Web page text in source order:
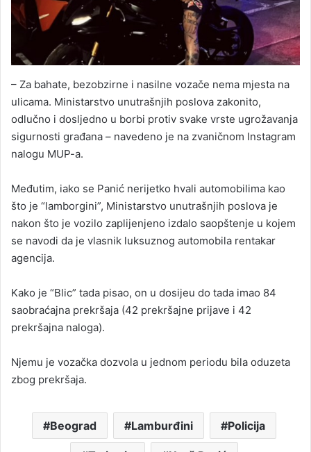
– Za bahate, bezobzirne i nasilne vozače nema mjesta na
ulicama. Ministarstvo unutrašnjih poslova zakonito,
odlučno i dosljedno u borbi protiv svake vrste ugrožavanja
sigurnosti građana – navedeno je na zvaničnom Instagram
nalogu MUP-a.
Međutim, iako se Panić nerijetko hvali automobilima kao
što je “lamborgini”, Ministarstvo unutrašnjih poslova je
nakon što je vozilo zaplijenjeno izdalo saopštenje u kojem
se navodi da je vlasnik luksuznog automobila rentakar
agencija.
Kako je “Blic” tada pisao, on u dosijeu do tada imao 84
saobraćajna prekršaja (42 prekršajne prijave i 42
prekršajna naloga).
Njemu je vozačka dozvola u jednom periodu bila oduzeta
zbog prekršaja.
Beograd Lamburđini Policija